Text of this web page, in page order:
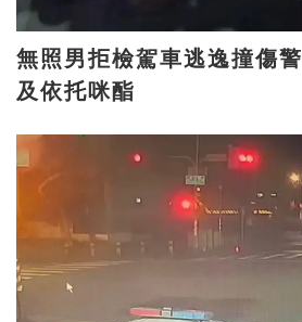
無照男拒檢駕車逃逸撞傷警 車內起出安毒
及依托咪酯